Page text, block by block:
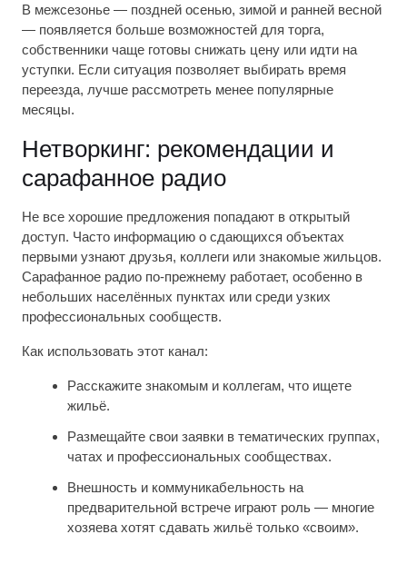
В межсезонье — поздней осенью, зимой и ранней весной
— появляется больше возможностей для торга,
собственники чаще готовы снижать цену или идти на
уступки. Если ситуация позволяет выбирать время
переезда, лучше рассмотреть менее популярные
месяцы.
Нетворкинг: рекомендации и
сарафанное радио
Не все хорошие предложения попадают в открытый
доступ. Часто информацию о сдающихся объектах
первыми узнают друзья, коллеги или знакомые жильцов.
Сарафанное радио по-прежнему работает, особенно в
небольших населённых пунктах или среди узких
профессиональных сообществ.
Как использовать этот канал:
Расскажите знакомым и коллегам, что ищете
жильё.
Размещайте свои заявки в тематических группах,
чатах и профессиональных сообществах.
Внешность и коммуникабельность на
предварительной встрече играют роль — многие
хозяева хотят сдавать жильё только «своим».